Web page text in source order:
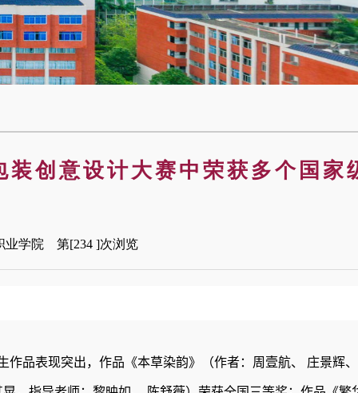
创意设计大赛中荣获多个国家
业学院 第[234 ]次浏览
作品表现突出，作品《本草染韵》（作者：周壹航、 庄景辉、